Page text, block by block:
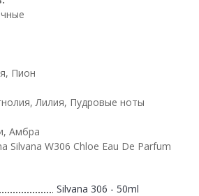
Пион
Лилия, Пудровые ноты
Амбра
Silvana W306 Chloe Eau De Parfum
Silvana 306 - 50ml